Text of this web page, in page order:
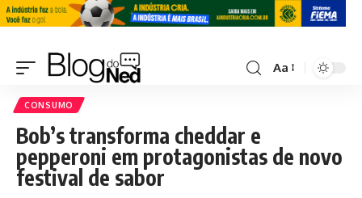
Aa
CONSUMO
Bob’s transforma cheddar e
pepperoni em protagonistas de novo
festival de sabor